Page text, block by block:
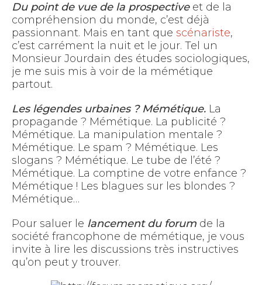
Du point de vue de la prospectiveet de la
compréhension du monde, c’est déjà
passionnant. Mais en tant que scénariste,
c’est carrément la nuit et le jour. Tel un
Monsieur Jourdain des études sociologiques,
je me suis mis à voir de la mémétique
partout.
Les légendes urbaines ? Mémétique. La
propagande ? Mémétique. La publicité ?
Mémétique. La manipulation mentale ?
Mémétique. Le spam ? Mémétique. Les
slogans ? Mémétique. Le tube de l’été ?
Mémétique. La comptine de votre enfance ?
Mémétique ! Les blagues sur les blondes ?
Mémétique…
Pour saluer le lancement du forum de la
société francophone de mémétique, je vous
invite à lire les discussions très instructives
qu’on peut y trouver.